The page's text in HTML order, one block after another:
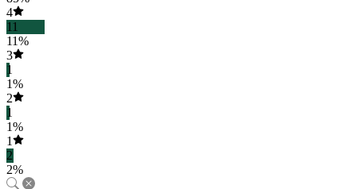
4
11
11%
3
1
1%
2
1
1%
1
2
2%